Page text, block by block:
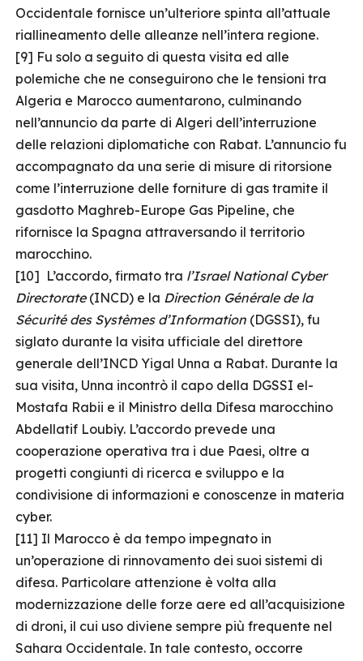
Occidentale fornisce un’ulteriore spinta all’attuale
riallineamento delle alleanze nell’intera regione.
[9] Fu solo a seguito di questa visita ed alle
polemiche che ne conseguirono che le tensioni tra
Algeria e Marocco aumentarono, culminando
nell’annuncio da parte di Algeri dell’interruzione
delle relazioni diplomatiche con Rabat. L’annuncio fu
accompagnato da una serie di misure di ritorsione
come l’interruzione delle forniture di gas tramite il
gasdotto Maghreb-Europe Gas Pipeline, che
rifornisce la Spagna attraversando il territorio
marocchino.
[10] L’accordo, firmato tra l’Israel National Cyber
Directorate(INCD) e la Direction Générale de la
Sécurité des Systèmes d’Information (DGSSI), fu
siglato durante la visita ufficiale del direttore
generale dell’INCD Yigal Unna a Rabat. Durante la
sua visita, Unna incontrò il capo della DGSSI el-
Mostafa Rabii e il Ministro della Difesa marocchino
Abdellatif Loubiy. L’accordo prevede una
cooperazione operativa tra i due Paesi, oltre a
progetti congiunti di ricerca e sviluppo e la
condivisione di informazioni e conoscenze in materia
cyber.
[11] Il Marocco è da tempo impegnato in
un’operazione di rinnovamento dei suoi sistemi di
difesa. Particolare attenzione è volta alla
modernizzazione delle forze aere ed all’acquisizione
di droni, il cui uso diviene sempre più frequente nel
Sahara Occidentale. In tale contesto, occorre